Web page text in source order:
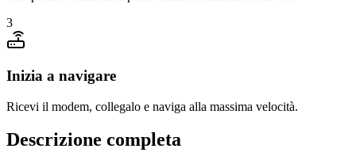
3
Inizia a navigare
Ricevi il modem, collegalo e naviga alla massima velocità.
Descrizione completa